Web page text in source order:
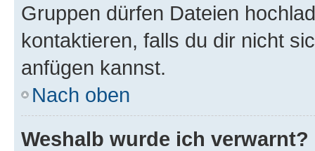
Gruppen dürfen Dateien
kontaktieren, falls du dir nicht
anfügen kannst.
Nach oben
Weshalb wurde ich verwarnt?